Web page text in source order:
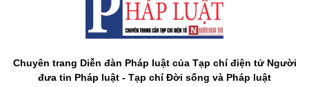
Chuyên trang Diễn đàn Pháp luật của Tạp chí điện tử Người
đưa tin Pháp luật - Tạp chí Đời sống và Pháp luật